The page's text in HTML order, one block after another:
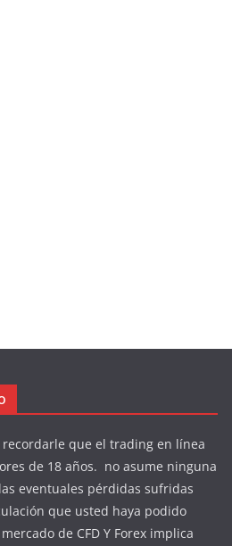
que el trading en línea
de 18 años. no asume ninguna
eventuales pérdidas sufridas
que usted haya podido
de CFD Y Forex implica